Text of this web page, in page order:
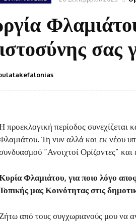
προεκλογική περίοδος
Τη νυν αλλά και εκ νέου
“Ανοιχτοί Ορίζοντες”
Φλαμιάτου, για ποιο λόγο
μας Κοινότητας στις
Ζήτω από τους συγχωριανούς μου να